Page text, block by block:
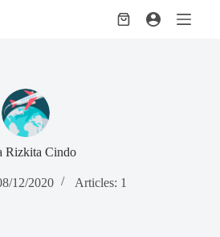
Shopping
Rizkita Cindo
12/2020 Articles: 1